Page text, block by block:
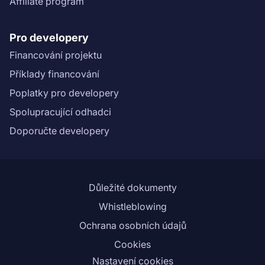
usp=sharing)).\n","name":"Bytová výstavba Praha, Za
Pro developery
Financování projektu
Příklady financování
Poplatky pro developery
Spolupracující odhadci
Doporučte developery
Důležité dokumenty
Whistleblowing
Ochrana osobních údajů
Cookies
Nastavení cookies